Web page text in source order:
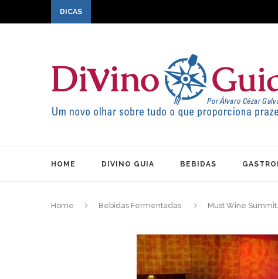
DICAS
HOME DIVINO GUIA BEBIDAS
Home Bebidas Fermentadas Must Wine Summit.